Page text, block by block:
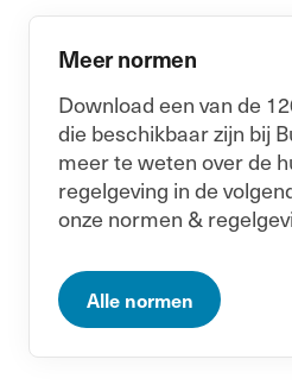
Meer normen
Download een van de
die beschikbaar zijn bij
meer te weten over de
regelgeving in de
onze normen &
Alle normen